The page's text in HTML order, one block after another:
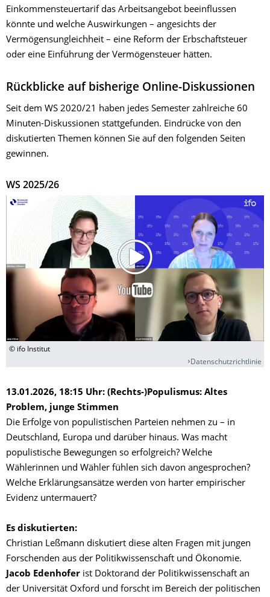
Einkommensteuertarif das Arbeitsangebot beeinflussen
könnte und welche Auswirkungen – angesichts der
Vermögensungleichheit – eine Reform der Erbschaftsteuer
oder eine Einführung der Vermögensteuer hätten.
Rückblicke auf bisherige Online-Diskussionen
Seit dem WS 2020/21 haben jedes Semester zahlreiche 60
Minuten-Diskussionen stattgefunden. Eindrücke von den
diskutierten Themen können Sie auf den folgenden Seiten
gewinnen.
WS 2025/26
© ifo Institut
Datenschutzrichtlinie
13.01.2026, 18:15 Uhr: (Rechts-)Populismus: Altes
Problem, junge Stimmen
Die Erfolge von populistischen Parteien nehmen zu – in
Deutschland, Europa und darüber hinaus. Was macht
populistische Bewegungen so erfolgreich? Welche
Wählerinnen und Wähler fühlen sich davon angesprochen?
Welche Erklärungsansätze werden von harter empirischer
Evidenz untermauert?
Es diskutierten:
Christian Leßmann diskutiert diese alten Fragen mit jungen
Forschenden aus der Politikwissenschaft und Ökonomie.
Jacob Edenhofer ist Doktorand der Politikwissenschaft an
der Universität Oxford und forscht im Bereich der politischen